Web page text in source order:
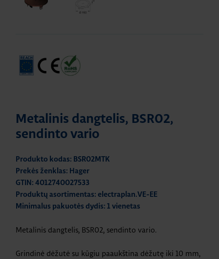
Metalinis dangtelis, BSR02,
sendinto vario
Produkto kodas: BSR02MTK
Prekės ženklas: Hager
GTIN: 4012740027533
Produktų asortimentas: electraplan.VE-EE
Minimalus pakuotės dydis: 1 vienetas
Metalinis dangtelis, BSR02, sendinto vario.
Grindinė dėžutė su kūgiu paaukština dėžutę iki 10 mm,